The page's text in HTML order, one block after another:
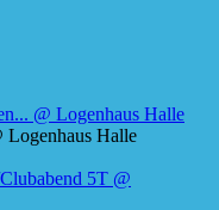
@ Logenhaus Halle
Logenhaus Halle